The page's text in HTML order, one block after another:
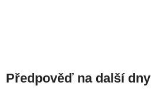
Předpověď na další dny